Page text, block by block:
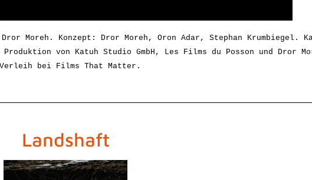
Moreh. Konzept: Dror Moreh, Oron Adar, Stephan Krumbiegel.
von Katuh Studio GmbH, Les Films du Posson und Dror
Verleih bei Films That Matter.
Landshaft